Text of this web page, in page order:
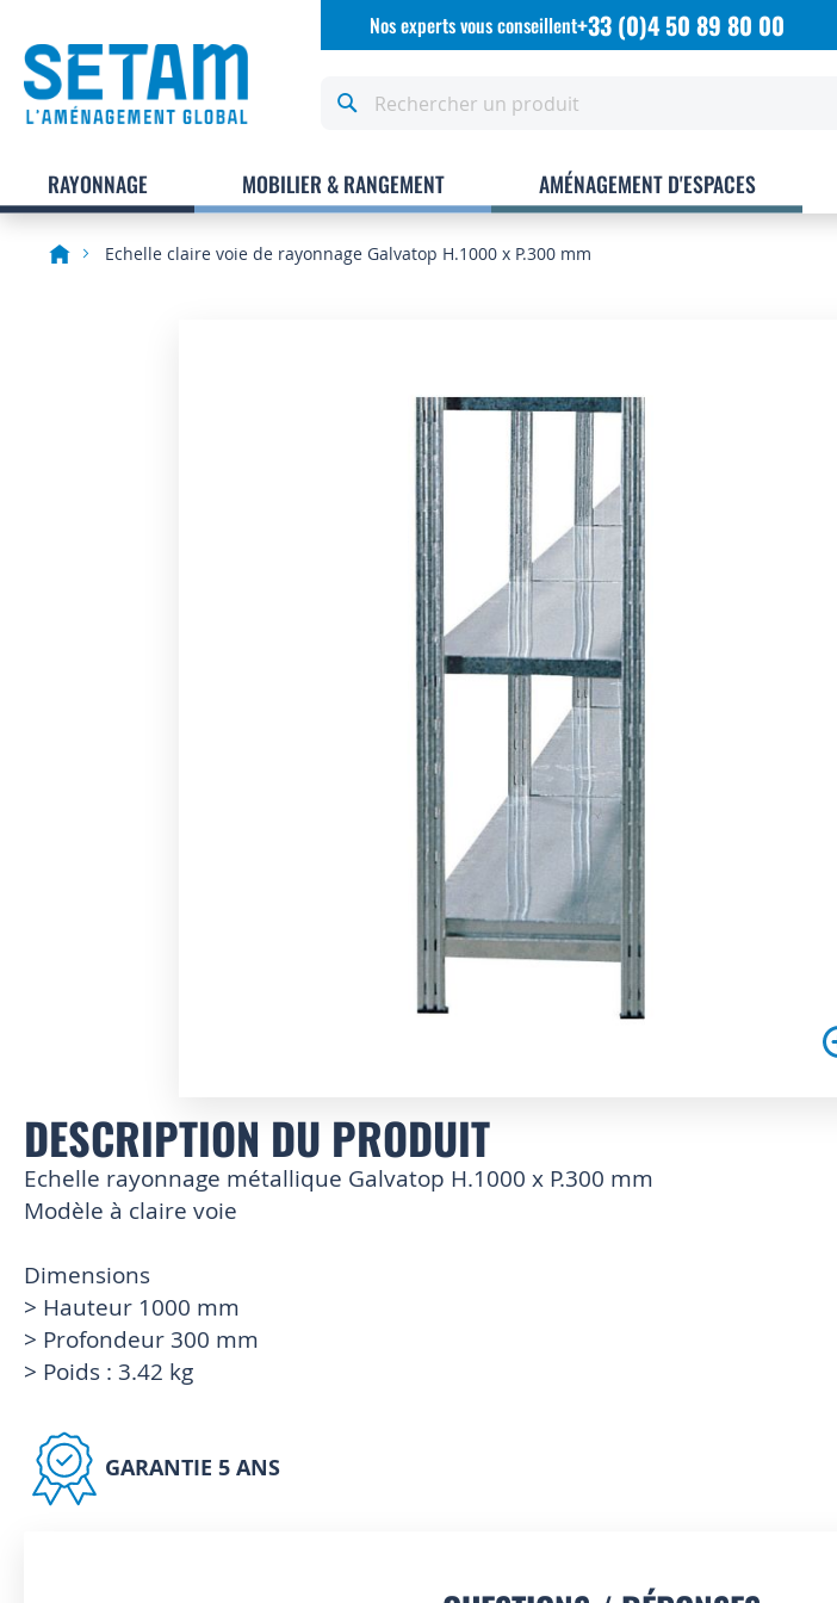
AllezNos experts vous conseillent+33 (0)4 50 89 80 00
RAYONNAGE MOBILIER & RANGEMENT AMÉNAGEMENT D'ESPACES
Echelle claire voie de rayonnage Galvatop H.1000 x P.300 mm
to
the
beginning
of
the
gallery
DESCRIPTION DU PRODUIT
Echelle rayonnage métallique Galvatop H.1000 x P.300 mm
Modèle à claire voie
Dimensions
> Hauteur 1000 mm
> Profondeur 300 mm
> Poids : 3.42 kg
GARANTIE 5 ANS